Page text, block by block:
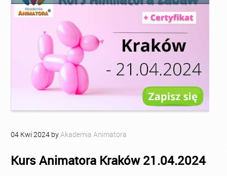
04 Kwi 2024 byAkademia Animatora
Kurs Animatora Kraków 21.04.2024